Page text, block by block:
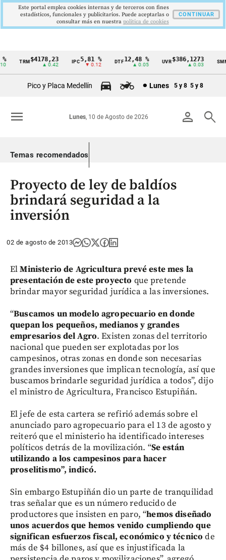
Cintillo
Colombia
TRM$4178,23
▲ 0.42
IPC5,81 %
▼ 0.12
DTF12,48 %
▲ 0.05
UVR$386,1273
▲ 0.03
Pico y Placa Medellín Lunes 5 y 8 5 y 8
person search
Lunes, 10 de Agosto de 2026
menu
Temas recomendados
Proyecto de ley de baldíos
brindará seguridad a la
inversión
02 de agosto de 2013
ElMinisterio de Agricultura prevé este mes la
presentación de este proyecto que pretende
brindar mayor seguridad jurídica a las inversiones.
“Buscamos un modelo agropecuario en donde
quepan los pequeños, medianos y grandes
empresarios del Agro. Existen zonas del territorio
nacional que pueden ser explotadas por los
campesinos, otras zonas en donde son necesarias
grandes inversiones que implican tecnología, así que
buscamos brindarle seguridad jurídica a todos”, dijo
el ministro de Agricultura, Francisco Estupiñán.
El jefe de esta cartera se refirió además sobre el
anunciado paro agropecuario para el 13 de agosto y
reiteró que el ministerio ha identificado intereses
políticos detrás de la movilización. “Se están
utilizando a los campesinos para hacer
proselitismo”, indicó.
Sin embargo Estupiñán dio un parte de tranquilidad
tras señalar que es un número reducido de
productores que insisten en paro, “hemos diseñado
unos acuerdos que hemos venido cumpliendo que
significan esfuerzos fiscal, económico y técnico de
más de $4 billones, así que es injustificada la
Este portal emplea cookies internas y de terceros con fines
estadísticos, funcionales y publicitarios. Puede aceptarlas o
consultar más en nuestra politica de cookies
CONTINUAR